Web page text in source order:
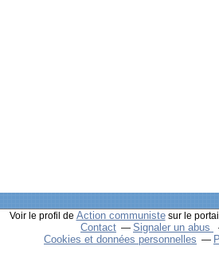
Voir le profil de Action communistesur le
Contact
Signaler un abus
Cookies et données personnelles